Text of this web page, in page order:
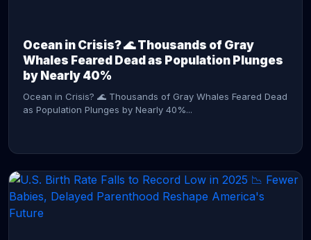
Ocean in Crisis? 🌊 Thousands of Gray
Whales Feared Dead as Population Plunges
by Nearly 40%
Ocean in Crisis? 🌊 Thousands of Gray Whales Feared Dead
as Population Plunges by Nearly 40%...